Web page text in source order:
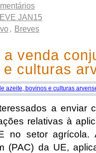
JAN15
, Breves
venda
culturas
a enviar
relativas à
no setor agrícola.
(PAC) da UE,